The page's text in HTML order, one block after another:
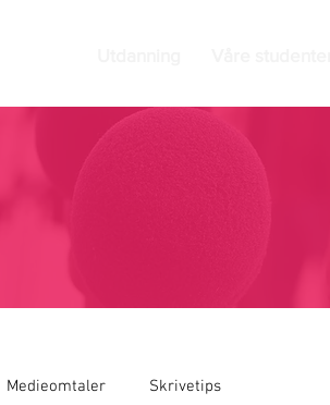
Medieomtaler Skrivetips